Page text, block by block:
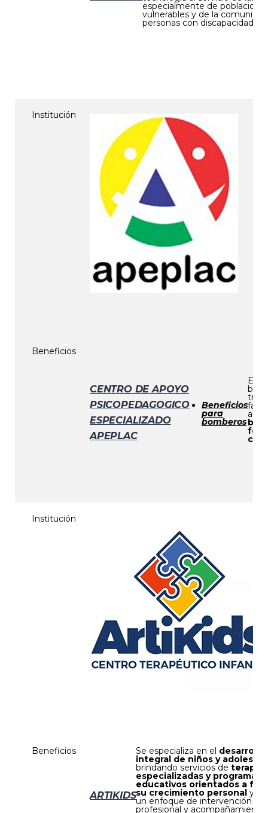
especialmente de
vulnerables y de la
personas con discapacidad.
Institución
Beneficios
CENTRO DE APOYO
PSICOPEDAGOGICO
ESPECIALIZADO
APEPLAC
Beneficios
para
bomberos
En
a
Institución
Beneficios
ARTIKIDS
Se especializa en el desarrollo
integral de niños y
brindando servicios deterapias
especializadas y programas
educativos orientados a
su crecimiento personal y
un enfoque de intervención
profesional y acompañamiento